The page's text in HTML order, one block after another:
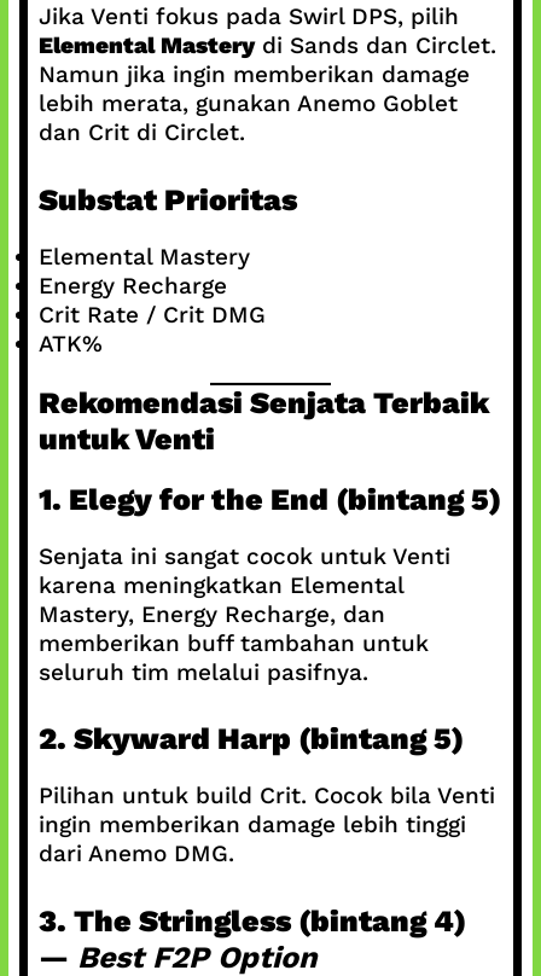
Jika Venti fokus pada Swirl DPS, pilih
Elemental Masterydi Sands dan Circlet.
Namun jika ingin memberikan damage
lebih merata, gunakan Anemo Goblet
dan Crit di Circlet.
Substat Prioritas
Elemental Mastery
Energy Recharge
Crit Rate / Crit DMG
ATK%
Rekomendasi Senjata Terbaik
untuk Venti
1. Elegy for the End (bintang 5)
Senjata ini sangat cocok untuk Venti
karena meningkatkan Elemental
Mastery, Energy Recharge, dan
memberikan buff tambahan untuk
seluruh tim melalui pasifnya.
2. Skyward Harp (bintang 5)
Pilihan untuk build Crit. Cocok bila Venti
ingin memberikan damage lebih tinggi
dari Anemo DMG.
3. The Stringless (bintang 4)
— Best F2P Option